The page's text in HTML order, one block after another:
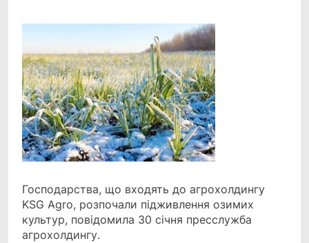
Link
Господарства, що входять до агрохолдингу
KSG Agro, розпочали підживлення озимих
культур, повідомила 30 січня пресслужба
агрохолдингу.